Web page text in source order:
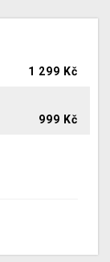
1 299 Kč
999 Kč